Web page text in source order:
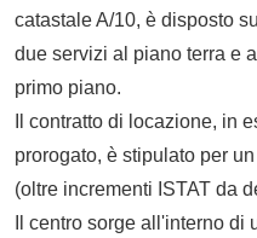
catastale A/10, è disposto
due servizi al piano terra e
primo piano.
Il contratto di locazione, in
prorogato, è stipulato per
(oltre incrementi ISTAT da
Il centro sorge all'interno